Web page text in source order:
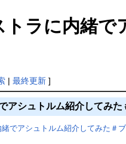
ラに内緒で
| 最終更新]
アシュトルム紹介してみた
でアシュトルム紹介してみた＃